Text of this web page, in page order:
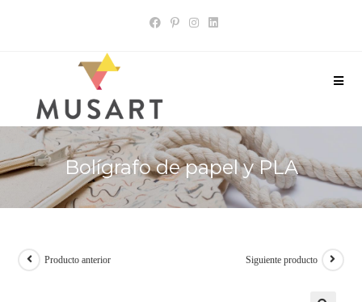
Bolígrafo de papel y PLA
Producto anterior Siguiente producto